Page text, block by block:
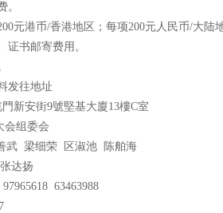
。
元港币/香港地区；每项200元人民币/大
证书邮寄费用。
发往地址
新安街9號堅基大廈13樓C室
组委会
梁细荣 区淑池 陈舶海
扬
63463988